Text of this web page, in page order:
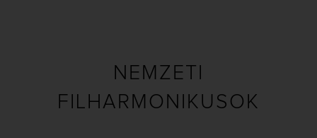
NEMZETI
FILHARMONIKUSOK